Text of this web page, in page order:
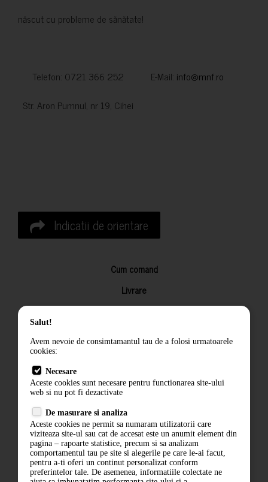
născut cu probleme de sănătate!
Telefon: 0721 366 252 E-Mail: info@mnf.ro
Str. Aron Pumnul, nr 19, Cihei
Indicatii de orientare
Cum comand
Livrare
Returnarea produselor
Termeni si conditii
Politica de confidentialitate
ANPC
Salut!
Avem nevoie de consimtamantul tau de a folosi urmatoarele
cookies:
Necesare
Aceste cookies sunt necesare pentru functionarea site-ului
web si nu pot fi dezactivate
De masurare si analiza
Aceste cookies ne permit sa numaram utilizatorii care
viziteaza site-ul sau cat de accesat este un anumit element din
pagina – rapoarte statistice, precum si sa analizam
comportamentul tau pe site si alegerile pe care le-ai facut,
pentru a-ti oferi un continut personalizat conform
preferintelor tale. De asemenea, informatiile colectate ne